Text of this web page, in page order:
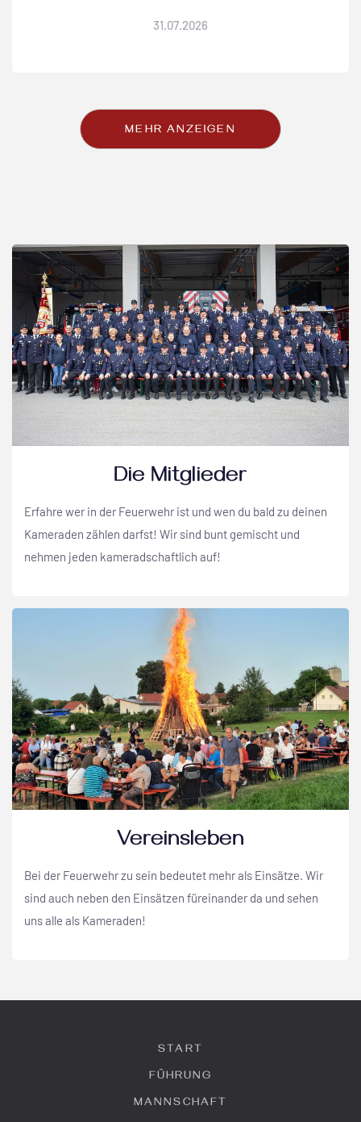
31.07.2026
MEHR ANZEIGEN
Die Mitglieder
Erfahre wer in der Feuerwehr ist und wen du bald zu deinen
Kameraden zählen darfst! Wir sind bunt gemischt und
nehmen jeden kameradschaftlich auf!
Vereinsleben
Bei der Feuerwehr zu sein bedeutet mehr als Einsätze. Wir
sind auch neben den Einsätzen füreinander da und sehen
uns alle als Kameraden!
START
FÜHRUNG
MANNSCHAFT